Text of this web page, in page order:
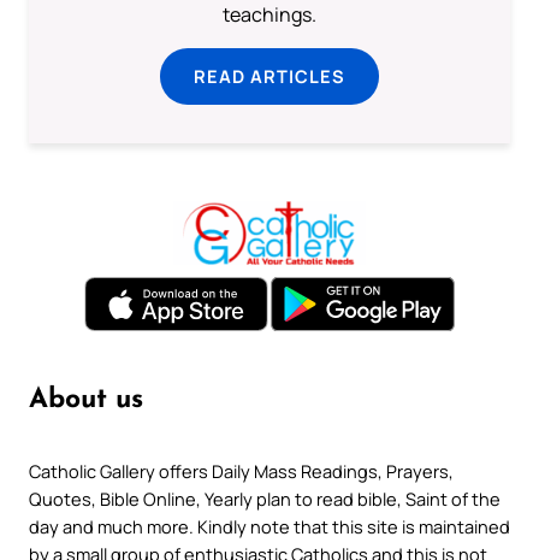
teachings.
READ ARTICLES
About us
Catholic Gallery offers Daily Mass Readings, Prayers,
Quotes, Bible Online, Yearly plan to read bible, Saint of the
day and much more. Kindly note that this site is maintained
by a small group of enthusiastic Catholics and this is not